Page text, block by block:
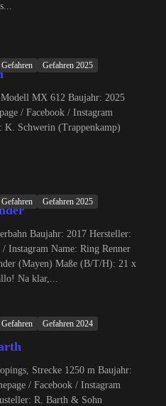
Gefahren Gefahren 2025
MX 612 Baujahr: 2025
/ Facebook / Instagram
K. Schwerin (Trappenkamp)
Gefahren Gefahren 2025
Baujahr: 2017 Hersteller:
Instagram Name: Ring Renner
(Mayen) Maße (B/T/H): 21 x
Na klar,...
Gefahren
Gefahren 2024
Strecke 1250 m Baujahr:
/ Facebook / Instagram
R. Barth & Sohn